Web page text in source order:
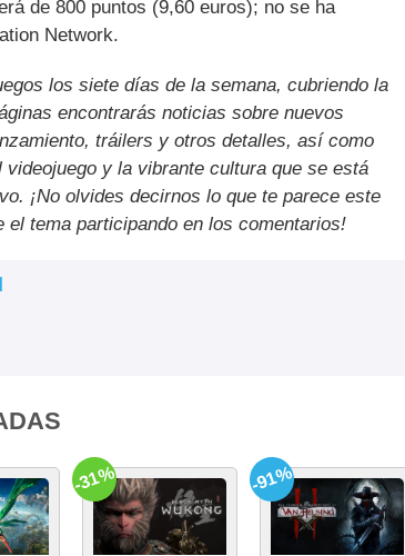
de 800 puntos (9,60 euros); no se ha
Network.
los siete días de la semana, cubriendo la
encontrarás noticias sobre nuevos
tráilers y otros detalles, así como
y la vibrante cultura que se está
¡No olvides decirnos lo que te parece este
tema participando en los comentarios!
-31% -91%